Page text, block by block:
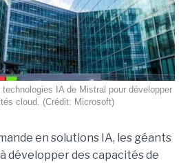
technologies IA de Mistral pour développer
cloud. (Crédit: Microsoft)
en solutions IA, les géants
développer des capacités de